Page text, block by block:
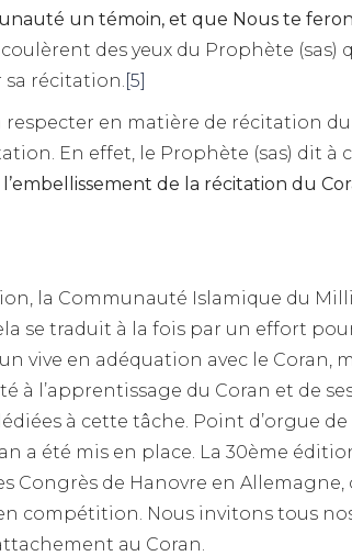
un témoin, et que Nous te
des yeux du Prophète
sa récitation. [5]
en matière de récitation du
En effet, le Prophète (sas) dit à
de la récitation du
la Communauté Islamique du
se traduit à la fois par un effort
vive en adéquation avec le Coran,
à l’apprentissage du Coran et de
à cette tâche. Point d’orgue
a été mis en place. La 30ème
Congrès de Hanovre en
compétition. Nous invitons tous
au Coran.